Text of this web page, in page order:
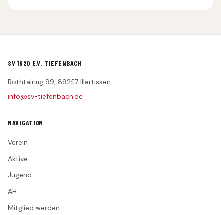
SV 1920 E.V. TIEFENBACH
Rothtalring 99, 89257 Illertissen
info@sv-tiefenbach.de
NAVIGATION
Verein
Aktive
Jugend
AH
Mitglied werden